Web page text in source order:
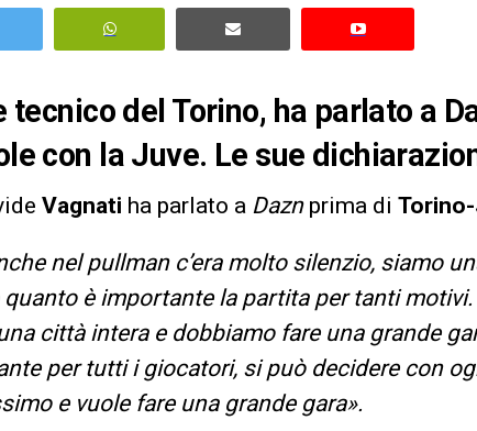
del Torino, ha parlato a
con la Juve. Le sue
Vagnati ha parlato a Daznprima di
nel pullman c’era molto silenzio, siamo
è importante la partita per tanti motivi.
città intera e dobbiamo fare una grande
per tutti i giocatori, si può decidere con
e vuole fare una grande gara».